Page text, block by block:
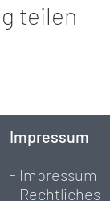
teilen
Impressum
- Impressum
- Rechtliches